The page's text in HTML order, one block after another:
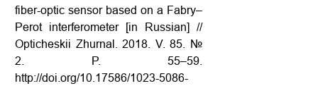
fiber-optic sensor based on a Fabry–
Perot interferometer
[in Russian] //
Opticheskii Zhurnal. 2018. V. 85. №
2. P. 55–59.
http://doi.org/10.17586/1023-5086-